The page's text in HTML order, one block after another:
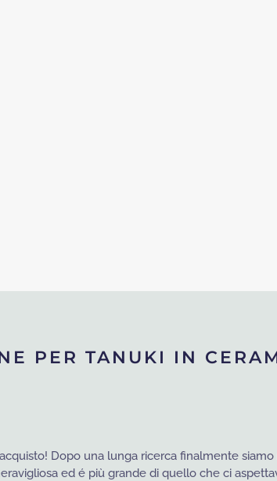
PER TANUKI IN
Dopo una lunga ricerca finalmente
ed é più grande di quello che ci